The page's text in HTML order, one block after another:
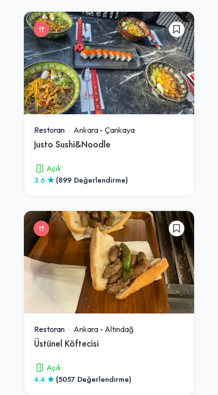
Restoran Ankara - Çankaya
Justo Sushi&Noodle
Açık
3.6
(899 Değerlendirme)
Restoran Ankara - Altındağ
Üstünel Köftecisi
Açık
4.4
(5057 Değerlendirme)